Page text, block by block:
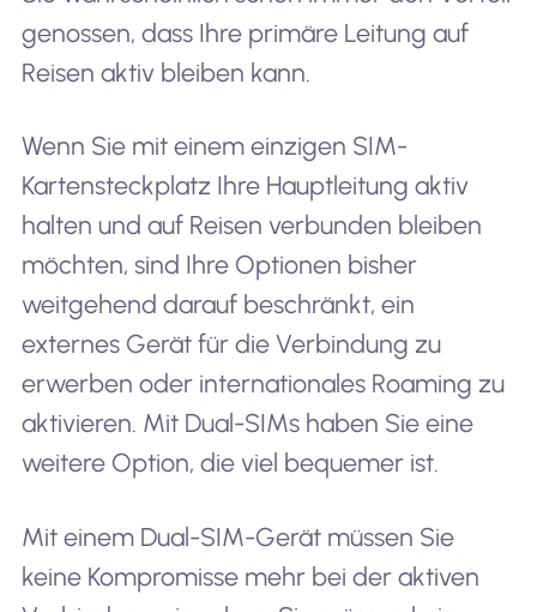
genossen, dass Ihre primäre Leitung auf
Reisen aktiv bleiben kann.
Wenn Sie mit einem einzigen SIM-
Kartensteckplatz Ihre Hauptleitung aktiv
halten und auf Reisen verbunden bleiben
möchten, sind Ihre Optionen bisher
weitgehend darauf beschränkt, ein
externes Gerät für die Verbindung zu
erwerben oder internationales Roaming zu
aktivieren. Mit Dual-SIMs haben Sie eine
weitere Option, die viel bequemer ist.
Mit einem Dual-SIM-Gerät müssen Sie
keine Kompromisse mehr bei der aktiven